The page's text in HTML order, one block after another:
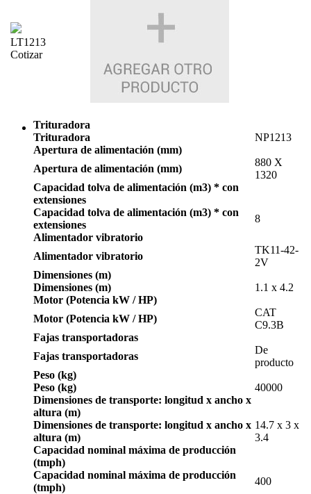
LT1213
Cotizar
Trituradora
Trituradora
NP1213
Apertura de alimentación (mm)
Apertura de alimentación (mm)
880 X
1320
Capacidad tolva de alimentación (m3) * con
extensiones
Capacidad tolva de alimentación (m3) * con
extensiones
8
Alimentador vibratorio
Alimentador vibratorio
TK11-42-
2V
Dimensiones (m)
Dimensiones (m)
1.1 x 4.2
Motor (Potencia kW / HP)
Motor (Potencia kW / HP)
CAT
C9.3B
Fajas transportadoras
Fajas transportadoras
De
producto
Peso (kg)
Peso (kg)
40000
Dimensiones de transporte: longitud x ancho x
altura (m)
Dimensiones de transporte: longitud x ancho x
altura (m)
14.7 x 3 x
3.4
Capacidad nominal máxima de producción
(tmph)
Capacidad nominal máxima de producción
(tmph)
400